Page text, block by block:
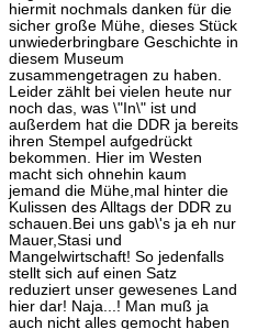
hiermit nochmals danken für die
sicher große Mühe, dieses Stück
unwiederbringbare Geschichte in
diesem Museum
zusammengetragen zu haben.
Leider zählt bei vielen heute nur
noch das, was \"In\" ist und
außerdem hat die DDR ja bereits
ihren Stempel aufgedrückt
bekommen. Hier im Westen
macht sich ohnehin kaum
jemand die Mühe,mal hinter die
Kulissen des Alltags der DDR zu
schauen.Bei uns gab\'s ja eh nur
Mauer,Stasi und
Mangelwirtschaft! So jedenfalls
stellt sich auf einen Satz
reduziert unser gewesenes Land
hier dar! Naja...! Man muß ja
auch nicht alles gemocht haben